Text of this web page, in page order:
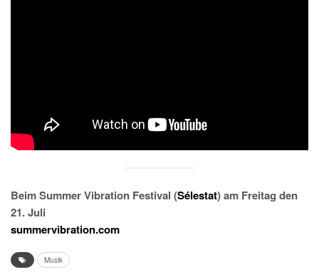
Beim Summer Vibration Festival (Sélestat) am Freitag den
21. Juli
summervibration.com
Musik